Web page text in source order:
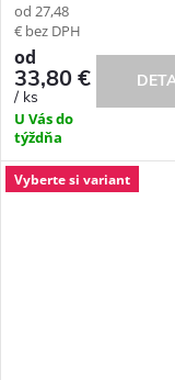
od 27,48
€ bez DPH
od
33,80 €
/ ks
U Vás do
týždňa
Vyberte si variant